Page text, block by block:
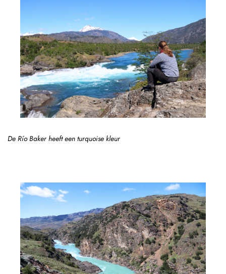
De Río Baker heeft een turquoise kleur